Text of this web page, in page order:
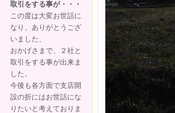
取引をする事が・・・
この度は大変お世話に
なり、ありがとうござ
いました、
おかげさまで、２社と
取引をする事が出来ま
した。
今後も各方面で支店開
設の折にはお世話にな
りたいと考えておりま